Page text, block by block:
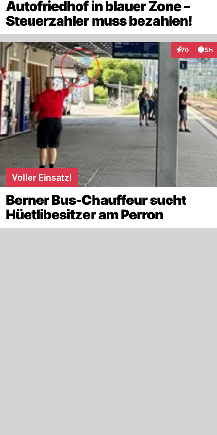
Autofriedhof in blauer Zone –
Steuerzahler muss bezahlen!
70
Interaktionen
5h
Voller Einsatz!
Berner Bus-Chauffeur sucht
Hüetlibesitzer am Perron